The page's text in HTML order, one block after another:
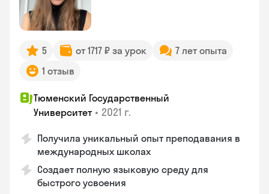
5 от 1717 ₽ за урок
7 лет опыта
1 отзыв
Тюменский Государственный
Университет • 2021 г.
Получила уникальный опыт преподавания в
международных школах
Создает полную языковую среду для
быстрого усвоения